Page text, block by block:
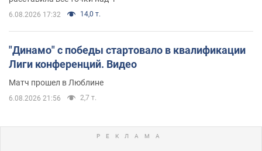
6.08.2026 17:32 14,0 т.
"Динамо" с победы стартовало в квалификации
Лиги конференций. Видео
Матч прошел в Люблине
6.08.2026 21:56 2,7 т.